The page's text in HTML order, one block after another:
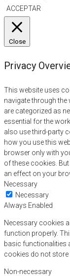
ACCEPTAR
Close
Privacy
This website uses
navigate through the
are categorized as
essential for the
also use third-party
how you use this
browser only with
of these cookies.
an effect on your
Necessary
Necessary
Always Enabled
Necessary cookies
function properly.
basic functionalities
cookies do not
Non-necessary